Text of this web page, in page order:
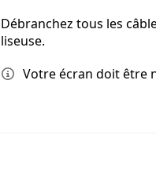
Débranchez tous les
liseuse.
Votre écran doit être